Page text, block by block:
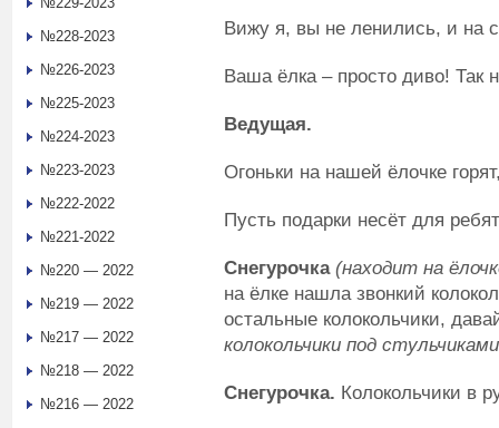
Вижу я, вы не ленились, и на
Ваша ёлка – просто диво! Так
Ведущая.
Огоньки на нашей ёлочке
Пусть подарки несёт для
Снегурочка (находит на
на ёлке нашла звонкий
остальные колокольчики,
колокольчики под
Снегурочка. Колокольчики в
№228-2023
№226-2023
№225-2023
№224-2023
№223-2023
№222-2022
№221-2022
№220 — 2022
№219 — 2022
№217 — 2022
№218 — 2022
№216 — 2022